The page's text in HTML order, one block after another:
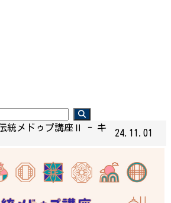
統メドゥプ講座Ⅱ - キ
24.11.01